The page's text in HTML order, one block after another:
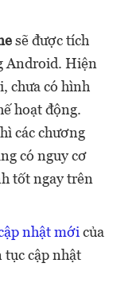
sẽ được tích
Android. Hiện
chưa có hình
hoạt động.
các chương
có nguy cơ
tốt ngay trên
nhật mới của
tục cập nhật